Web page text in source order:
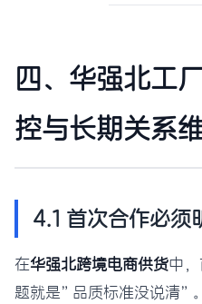
四、华强北工
控与长期关系
4.1 首次合作必须
在华强北跨境电商供货中
题就是”品质标准没说清”